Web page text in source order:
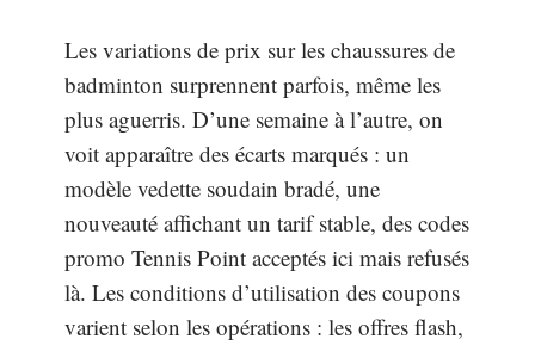
Les variations de prix sur les chaussures de
badminton surprennent parfois, même les
plus aguerris. D’une semaine à l’autre, on
voit apparaître des écarts marqués : un
modèle vedette soudain bradé, une
nouveauté affichant un tarif stable, des codes
promo Tennis Point acceptés ici mais refusés
là. Les conditions d’utilisation des coupons
varient selon les opérations : les offres flash,